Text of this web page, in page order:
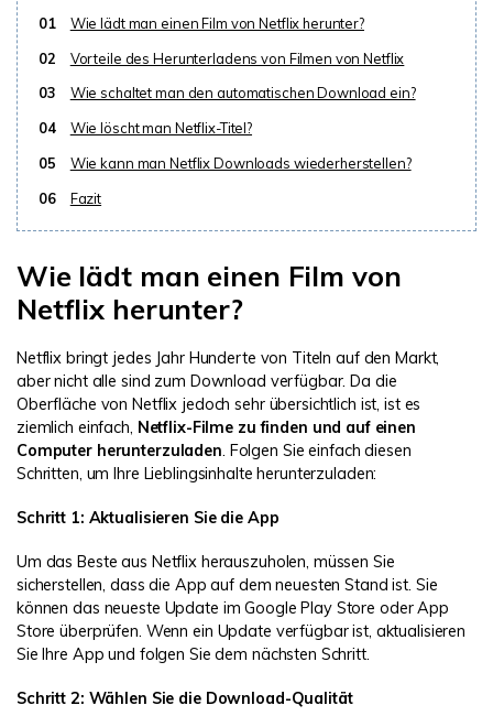
01
Wie lädt man einen Film von Netflix herunter?
02
Vorteile des Herunterladens von Filmen von Netflix
03
Wie schaltet man den automatischen Download ein?
04
Wie löscht man Netflix-Titel?
05
Wie kann man Netflix Downloads wiederherstellen?
06
Fazit
Wie lädt man einen Film von
Netflix herunter?
Netflix bringt jedes Jahr Hunderte von Titeln auf den Markt,
aber nicht alle sind zum Download verfügbar. Da die
Oberfläche von Netflix jedoch sehr übersichtlich ist, ist es
ziemlich einfach, Netflix-Filme zu finden und auf einen
Computer herunterzuladen. Folgen Sie einfach diesen
Schritten, um Ihre Lieblingsinhalte herunterzuladen:
Schritt 1: Aktualisieren Sie die App
Um das Beste aus Netflix herauszuholen, müssen Sie
sicherstellen, dass die App auf dem neuesten Stand ist. Sie
können das neueste Update im Google Play Store oder App
Store überprüfen. Wenn ein Update verfügbar ist, aktualisieren
Sie Ihre App und folgen Sie dem nächsten Schritt.
Schritt 2: Wählen Sie die Download-Qualität